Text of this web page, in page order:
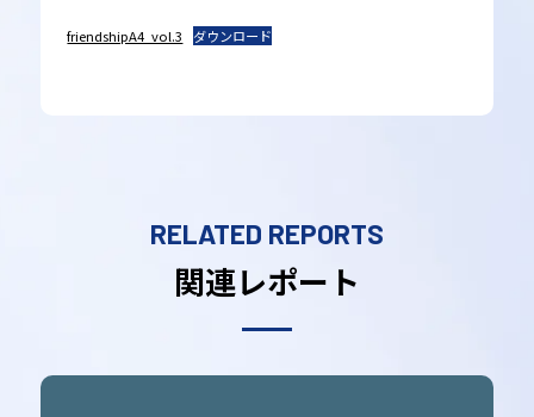
friendshipA4_vol.3 ダウンロード
RELATED REPORTS
関連レポート